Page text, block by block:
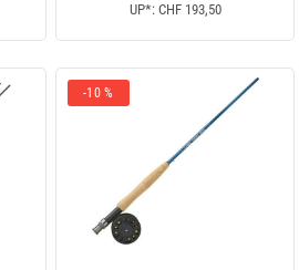
UP*: CHF 193,50
-10 %